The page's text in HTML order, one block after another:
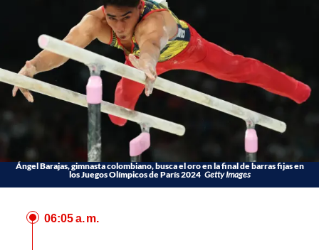
Ángel Barajas, gimnasta colombiano, busca el oro en la final de barras fijas en
los Juegos Olímpicos de París 2024 Getty Images
06:05 a. m.